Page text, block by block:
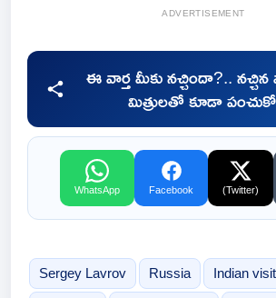
ADVERTISEMENT
ఈ వార్త మీకు నచ్చిందా?.. నచ్చిన
మిత్రులతో కూడా
WhatsApp Facebook (Twitter)
Sergey Lavrov Russia Indian visit